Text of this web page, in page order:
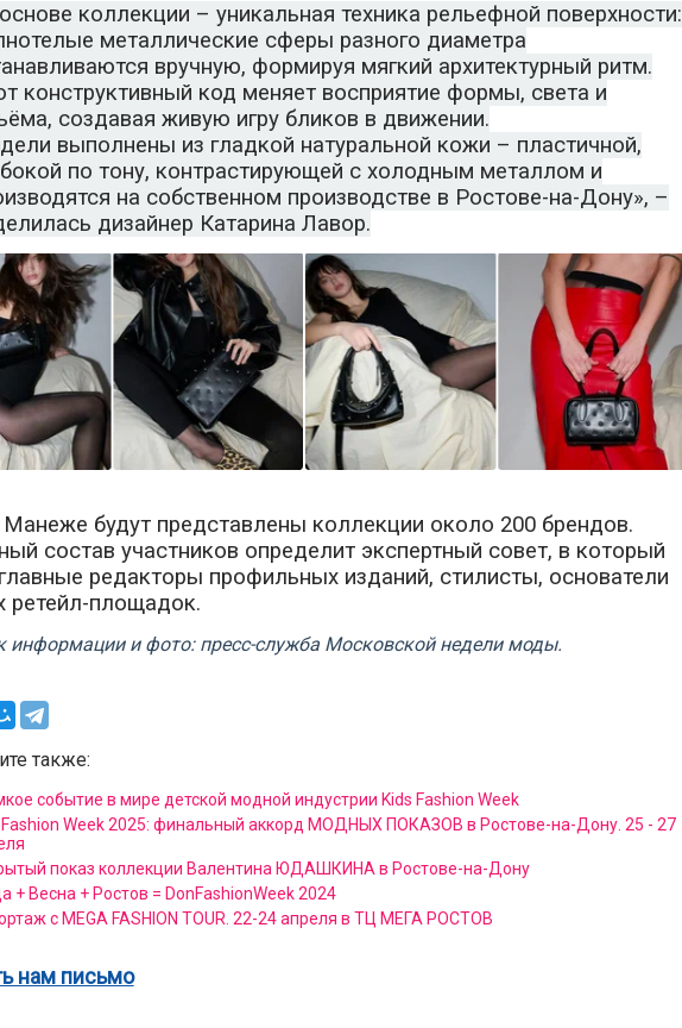
коллекции – уникальная техника рельефной поверхности:
металлические сферы разного диаметра
вручную, формируя мягкий архитектурный ритм.
конструктивный код меняет восприятие формы, света и
создавая живую игру бликов в движении.
выполнены из гладкой натуральной кожи – пластичной,
по тону, контрастирующей с холодным металлом и
на собственном производстве в Ростове-на-Дону», –
дизайнер Катарина Лавор.
Манеже будут представлены коллекции около 200 брендов.
состав участников определит экспертный совет, в который
редакторы профильных изданий, стилисты, основатели
ретейл-площадок.
информации и фото: пресс-служба Московской недели моды.
также:
событие в мире детской модной индустрии Kids Fashion Week
Fashion Week 2025: финальный аккорд МОДНЫХ ПОКАЗОВ в Ростове-на-Дону. 25 - 27
показ коллекции Валентина ЮДАШКИНА в Ростове-на-Дону
+ Весна + Ростов = DonFashionWeek 2024
с MEGA FASHION TOUR. 22-24 апреля в ТЦ МЕГА РОСТОВ
нам письмо